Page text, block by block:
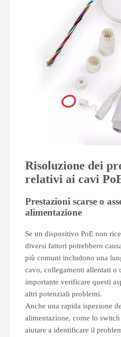
Risoluzione dei
relativi ai cavi
Prestazioni scarse o
alimentazione
Se un dispositivo PoE non
diversi fattori potrebbero
più comuni includono una
cavo, collegamenti allentati o
importante verificare questi
altri potenziali problemi.
Anche una rapida ispezione
alimentazione, come lo
aiutare a identificare il